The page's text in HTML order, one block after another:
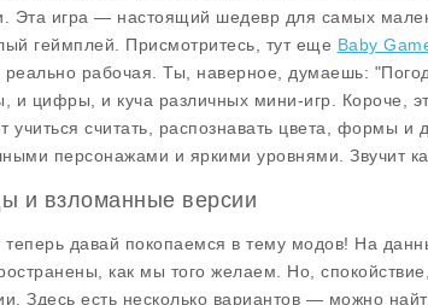
Эта игра — настоящий шедевр для самых
геймплей. Присмотритесь, тут еще Baby
рабочая. Ты, наверное, думаешь:
и цифры, и куча различных мини-игр. Короче,
учиться считать, распознавать цвета, формы
персонажами и яркими уровнями. Звучит
и взломанные версии
теперь давай покопаемся в тему модов! На
как мы того желаем. Но,
Здесь есть несколько вариантов — можно